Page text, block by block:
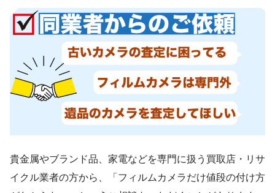
貴金属やブランド品、家電などを専門に扱う買取店・リサ
イクル業者の方から、「フィルムカメラだけ値段の付け方